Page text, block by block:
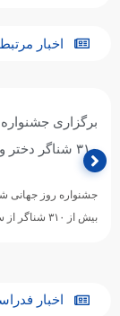
اخبار مرتبط
برگزاری
۳۱۰ شناگر دختر و پسر
جشنواره روز جهانی
بیش از ۳۱۰ شناگر از سراسر…
اخبار